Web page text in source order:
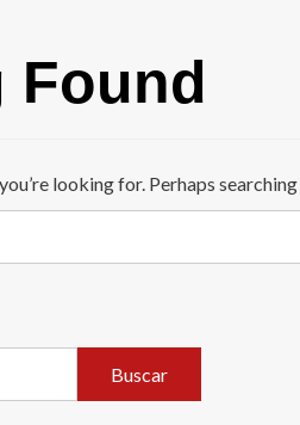
Found
looking for. Perhaps
Buscar